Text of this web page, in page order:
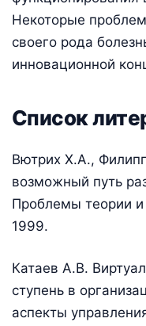
Некоторые
своего рода
инновационной
Список
Вютрих Х.А.,
возможный путь
Проблемы теории
1999.
Катаев А.В.
ступень в
аспекты